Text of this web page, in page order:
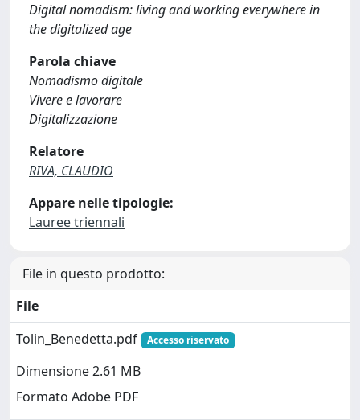
Digital nomadism: living and working everywhere in
the digitalized age
Parola chiave
Nomadismo digitale
Vivere e lavorare
Digitalizzazione
Relatore
RIVA, CLAUDIO
Appare nelle tipologie:
Lauree triennali
File in questo prodotto:
File
Tolin_Benedetta.pdf
Accesso riservato
Dimensione 2.61 MB
Formato Adobe PDF